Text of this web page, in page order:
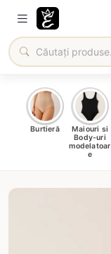
Burtieră
Maiouri si
Body-uri
modelatoar
e